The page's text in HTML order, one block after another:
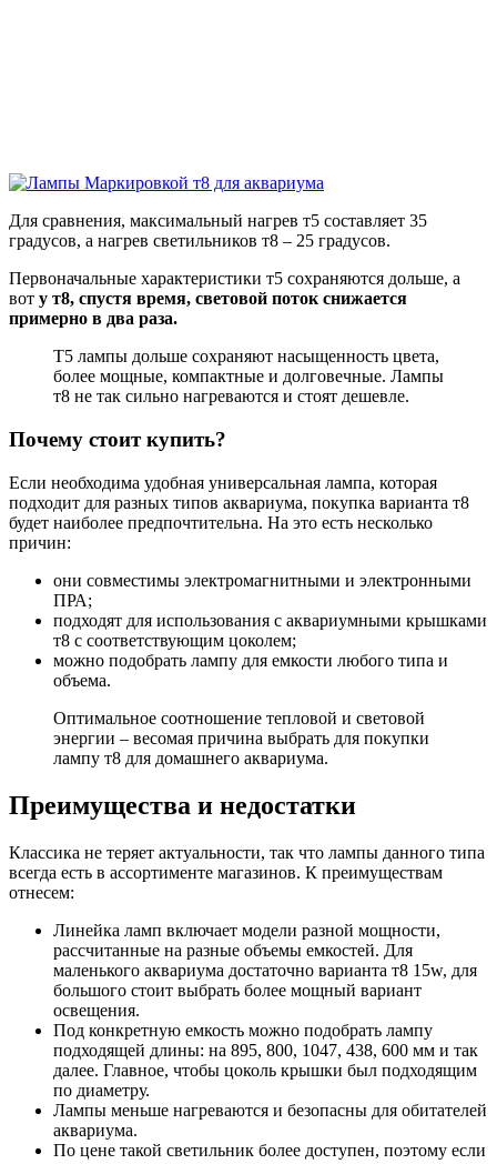
Для сравнения, максимальный нагрев т5 составляет 35
градусов, а нагрев светильников т8 – 25 градусов.
Первоначальные характеристики т5 сохраняются дольше, а
вот у т8, спустя время, световой поток снижается
примерно в два раза.
Т5 лампы дольше сохраняют насыщенность цвета,
более мощные, компактные и долговечные. Лампы
т8 не так сильно нагреваются и стоят дешевле.
Почему стоит купить?
Если необходима удобная универсальная лампа, которая
подходит для разных типов аквариума, покупка варианта т8
будет наиболее предпочтительна. На это есть несколько
причин:
они совместимы электромагнитными и электронными
ПРА;
подходят для использования с аквариумными крышками
т8 с соответствующим цоколем;
можно подобрать лампу для емкости любого типа и
объема.
Оптимальное соотношение тепловой и световой
энергии – весомая причина выбрать для покупки
лампу т8 для домашнего аквариума.
Преимущества и недостатки
Классика не теряет актуальности, так что лампы данного типа
всегда есть в ассортименте магазинов. К преимуществам
отнесем:
Линейка ламп включает модели разной мощности,
рассчитанные на разные объемы емкостей. Для
маленького аквариума достаточно варианта т8 15w, для
большого стоит выбрать более мощный вариант
освещения.
Под конкретную емкость можно подобрать лампу
подходящей длины: на 895, 800, 1047, 438, 600 мм и так
далее. Главное, чтобы цоколь крышки был подходящим
по диаметру.
Лампы меньше нагреваются и безопасны для обитателей
аквариума.
По цене такой светильник более доступен, поэтому если